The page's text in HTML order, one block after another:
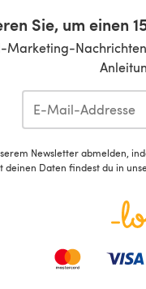
Sie, um einen
Newsletter abmelden,
deinen Daten findest du in